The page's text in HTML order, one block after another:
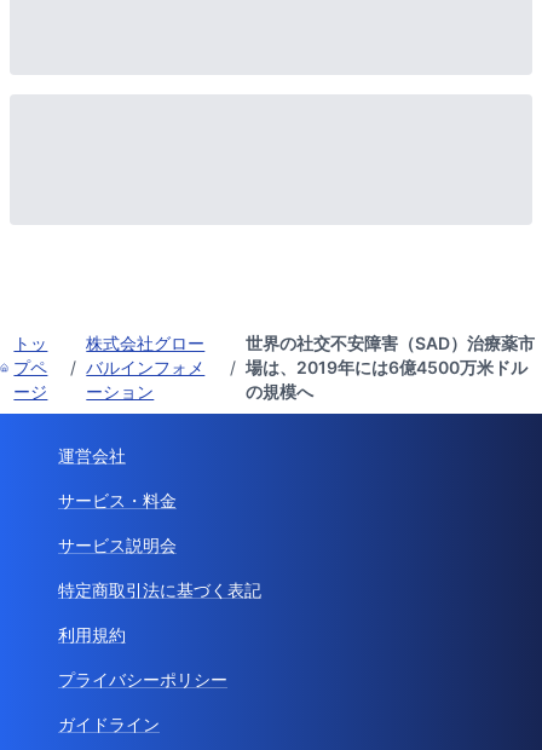
トッ
プペ
ージ
/
株式会社グロー
バルインフォメ
ーション
/
世界の社交不安障害（SAD）治療薬市
場は、2019年には6億4500万米ドル
の規模へ
運営会社
サービス・料金
サービス説明会
特定商取引法に基づく表記
利用規約
プライバシーポリシー
ガイドライン